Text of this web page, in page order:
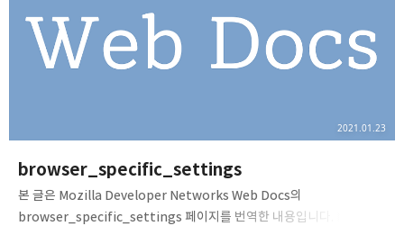
샌드박스에 담아 각각을 격리하여 Fir…
browser_specific_settings
2021.01.23
본 글은 Mozilla Developer Networks Web Docs의
browser_specific_settings 페이지를 번역한 내용입니다. MDN